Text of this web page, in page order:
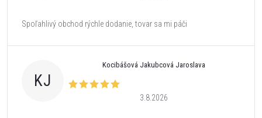
Spoľahlivý obchod rýchle dodanie, tovar sa mi páči
KJ
Kocibášová Jakubcová Jaroslava
3.8.2026